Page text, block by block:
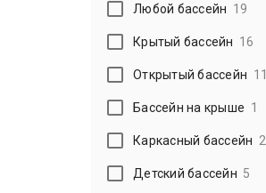
Любой бассейн 19
Крытый бассейн 16
Открытый бассейн 11
Бассейн на крыше 1
Каркасный бассейн 2
Детский бассейн 5